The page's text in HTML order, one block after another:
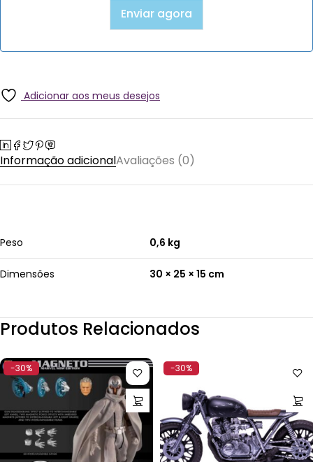
Adicionar aos meus desejos
Informação adicionalAvaliações (0)
Peso 0,6 kg
Dimensões 30 × 25 × 15 cm
Produtos Relacionados
-30% -30%